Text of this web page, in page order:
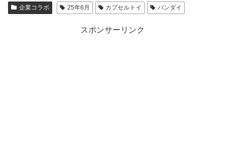
企業コラボ 25年6月 カプセルトイ バンダイ
スポンサーリンク